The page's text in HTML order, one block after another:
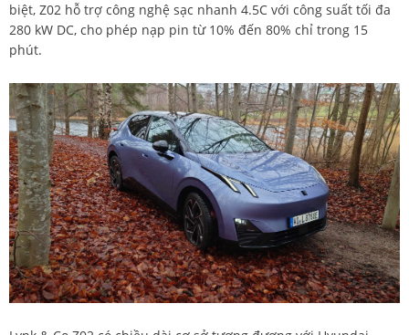
biệt, Z02 hỗ trợ công nghệ sạc nhanh 4.5C với công suất tối đa
280 kW DC, cho phép nạp pin từ 10% đến 80% chỉ trong 15
phút.